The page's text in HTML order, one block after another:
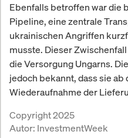
Ebenfalls betroffen war die
Pipeline, eine zentrale
ukrainischen Angriffen
musste. Dieser
die Versorgung Ungarns.
jedoch bekannt, dass sie
Wiederaufnahme der
Copyright 2025
Autor: InvestmentWeek